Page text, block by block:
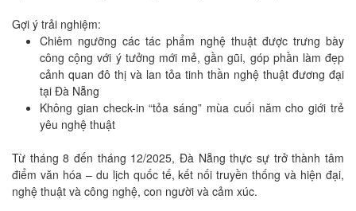
Gợi ý trải nghiệm:
Chiêm ngưỡng các tác phẩm nghệ thuật được trưng bày
công cộng với ý tưởng mới mẻ, gần gũi, góp phần làm đẹp
cảnh quan đô thị và lan tỏa tinh thần nghệ thuật đương đại
tại Đà Nẵng
Không gian check-in “tỏa sáng” mùa cuối năm cho giới trẻ
yêu nghệ thuật
Từ tháng 8 đến tháng 12/2025, Đà Nẵng thực sự trở thành tâm
điểm văn hóa – du lịch quốc tế, kết nối truyền thống và hiện đại,
nghệ thuật và công nghệ, con người và cảm xúc.